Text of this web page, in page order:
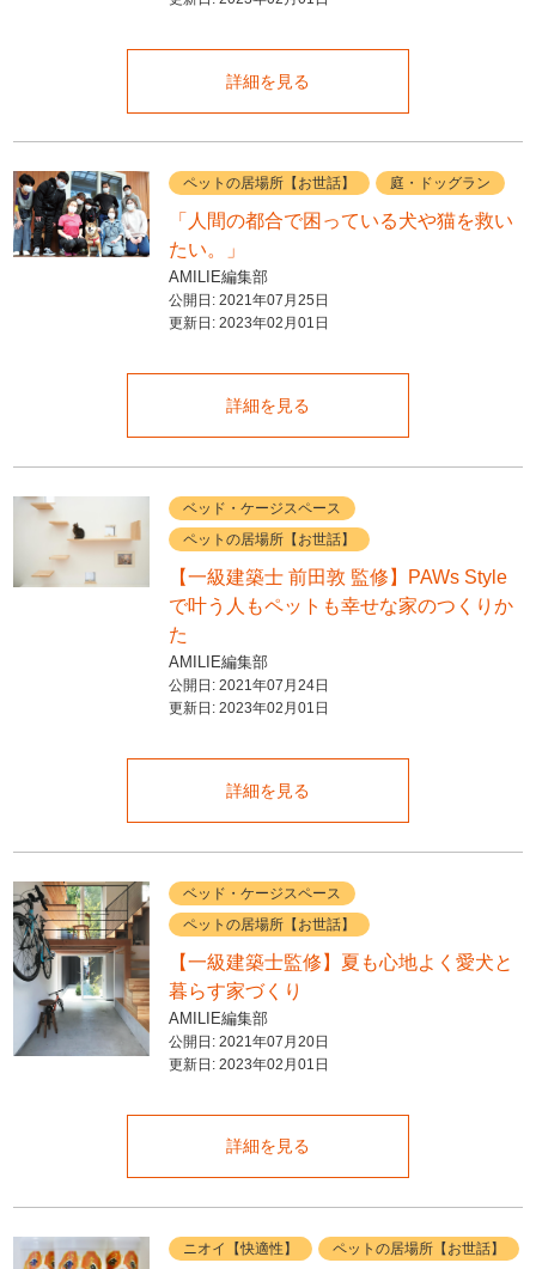
詳細を見る
ペットの居場所【お世話】 庭・ドッグラン
「人間の都合で困っている犬や猫を救い
たい。」
AMILIE編集部
公開日: 2021年07月25日
更新日: 2023年02月01日
詳細を見る
ベッド・ケージスペース
ペットの居場所【お世話】
【一級建築士 前田敦 監修】PAWs Style
で叶う人もペットも幸せな家のつくりか
た
AMILIE編集部
公開日: 2021年07月24日
更新日: 2023年02月01日
詳細を見る
ベッド・ケージスペース
ペットの居場所【お世話】
【一級建築士監修】夏も心地よく愛犬と
暮らす家づくり
AMILIE編集部
公開日: 2021年07月20日
更新日: 2023年02月01日
詳細を見る
ニオイ【快適性】 ペットの居場所【お世話】